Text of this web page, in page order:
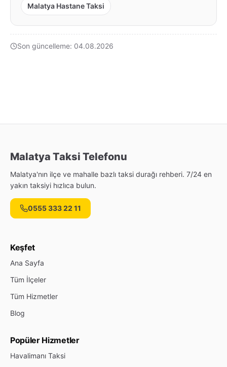
Malatya Hastane Taksi
Son güncelleme: 04.08.2026
Malatya Taksi Telefonu
Malatya'nın ilçe ve mahalle bazlı taksi durağı rehberi. 7/24 en
yakın taksiyi hızlıca bulun.
0555 333 22 11
Keşfet
Ana Sayfa
Tüm İlçeler
Tüm Hizmetler
Blog
Popüler Hizmetler
Havalimanı Taksi